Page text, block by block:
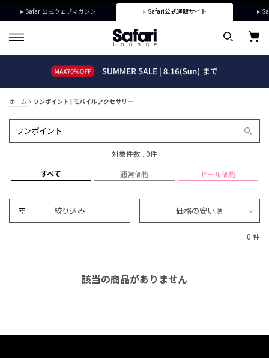
Safari公式ウェブマガジン Safari公式通販サイト
ホーム ワンポイント | モバイルアクセサリー
対象件数 : 0件
すべて 通常価格 セール価格
絞り込み 価格の安い順
0 件
該当の商品がありません